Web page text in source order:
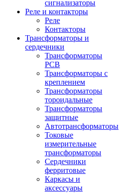
сигнализаторы
Реле и контакторы
Реле
Контакторы
Трансформаторы и
сердечники
Трансформаторы
PCB
Трансформаторы с
креплением
Трансформаторы
тороидальные
Трансформаторы
защитные
Автотрансформаторы
Токовые
измерительные
трансформаторы
Сердечники
ферритовые
Каркасы и
аксессуары